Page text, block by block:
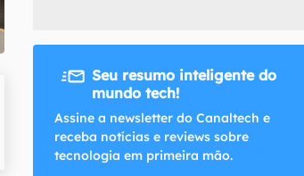
Seu resumo inteligente do
mundo tech!
Assine a newsletter do Canaltech e
receba notícias e reviews sobre
tecnologia em primeira mão.